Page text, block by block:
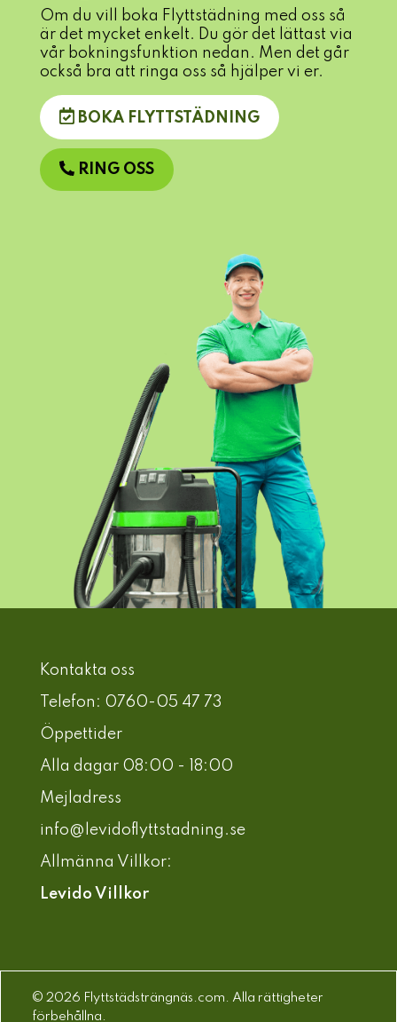
Om du vill boka Flyttstädning med oss så
är det mycket enkelt. Du gör det lättast via
vår bokningsfunktion nedan. Men det går
också bra att ringa oss så hjälper vi er.
BOKA FLYTTSTÄDNING
RING OSS
Kontakta oss
Telefon: 0760-05 47 73
Öppettider
Alla dagar 08:00 - 18:00
Mejladress
info@levidoflyttstadning.se
Allmänna Villkor:
Levido Villkor
© 2026 Flyttstädsträngnäs.com. Alla rättigheter
förbehållna.